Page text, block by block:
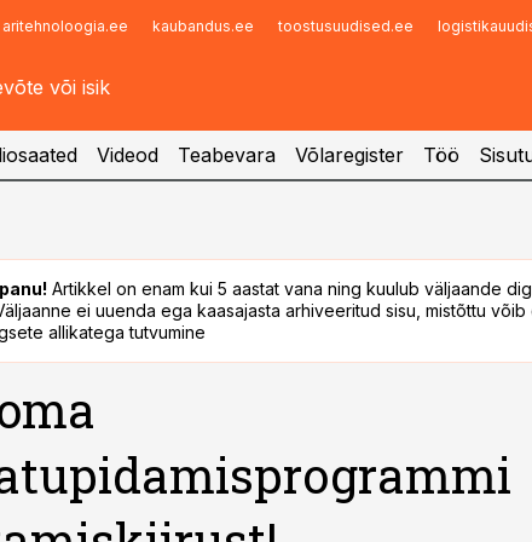
aritehnoloogia.ee kaubandus.ee toostusuudised.ee
Infopank
Videod Teabevara Võlaregister Töö
Artikkel on enam kui 5 aastat vana ning kuulub väljaande
ei uuenda ega kaasajasta arhiveeritud sisu, mistõttu võib
allikatega tutvumine